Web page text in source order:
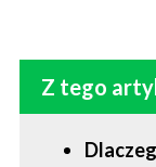
Z tego